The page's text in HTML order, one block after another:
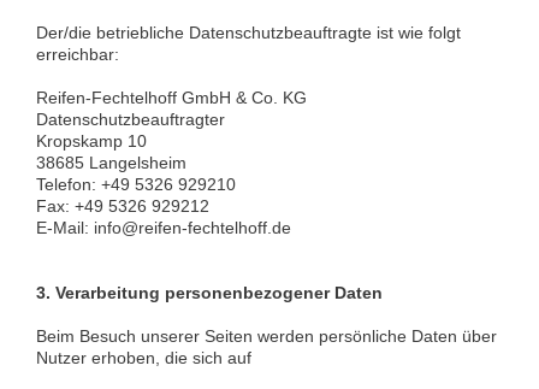
Der/die betriebliche Datenschutzbeauftragte ist wie folgt
erreichbar:
Reifen-Fechtelhoff GmbH & Co. KG
Datenschutzbeauftragter
Kropskamp 10
38685 Langelsheim
Telefon: +49 5326 929210
Fax: +49 5326 929212
E-Mail: info@reifen-fechtelhoff.de
3. Verarbeitung personenbezogener Daten
Beim Besuch unserer Seiten werden persönliche Daten über
Nutzer erhoben, die sich auf